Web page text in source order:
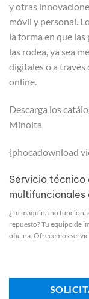
y otras
móvil y personal.
la forma en que
las rodea, ya sea
digitales o a través
online.
Descarga los
Minolta
{phocadownload
Servicio técnico
multifuncionales
¿Tu máquina no
repuesto? Tu equipo de
oficina. Ofrecemos